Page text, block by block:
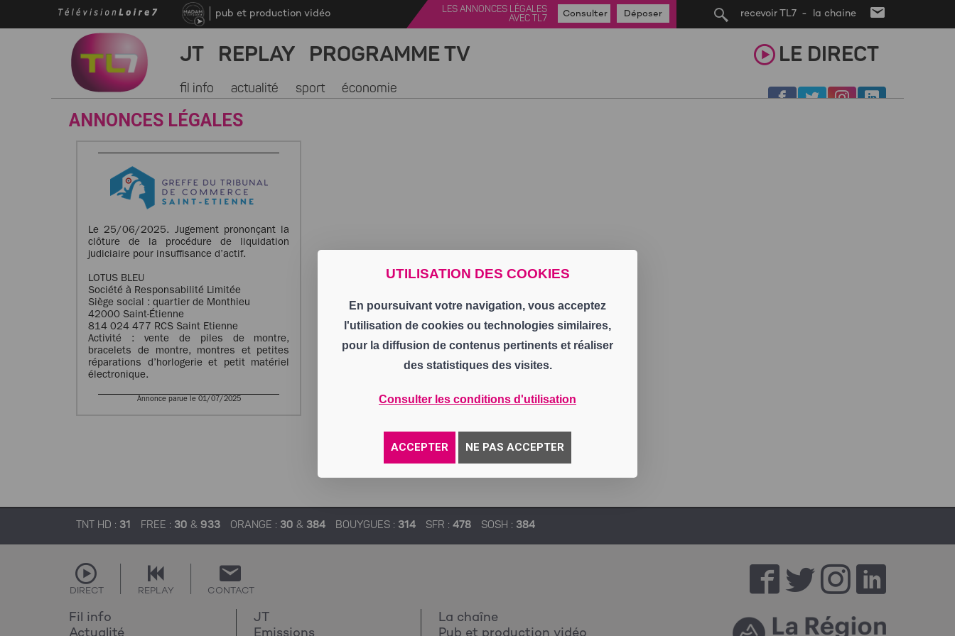
UTILISATION DES COOKIES
En poursuivant votre navigation, vous acceptez
l'utilisation de cookies ou technologies similaires,
pour la diffusion de contenus pertinents et réaliser
des statistiques des visites.
Consulter les conditions d'utilisation
ACCEPTER NE PAS ACCEPTER
recevoir TL7 - la chaine
pub et production vidéo
LES ANNONCES LÉGALES
AVEC TL7
Consulter Déposer
JT REPLAY PROGRAMME TV LE DIRECT
fil info actualité sport économie
ANNONCES LÉGALES
Le 25/06/2025. Jugement prononçant la
clôture de la procédure de liquidation
judiciaire pour insuffisance d’actif.
LOTUS BLEU
Société à Responsabilité Limitée
Siège social : quartier de Monthieu
42000 Saint-Étienne
814 024 477 RCS Saint Etienne
Activité : vente de piles de montre,
bracelets de montre, montres et petites
réparations d’horlogerie et petit matériel
électronique.
Annonce parue le 01/07/2025
TNT HD : 31 FREE : 30 & 933 ORANGE : 30 & 384 BOUYGUES : 314 SFR : 478 SOSH : 384
DIRECT REPLAY CONTACT
Fil info
JT
La chaîne